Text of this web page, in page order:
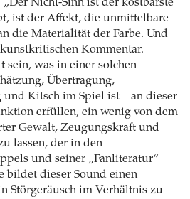
Nicht-Sinn ist der kostbarste
ist der Affekt, die unmittelbare
die Materialität der Farbe. Und
Kommentar.
sein, was in einer solchen
Übertragung,
und Kitsch im Spiel ist – an dieser
erfüllen, ein wenig von dem
Gewalt, Zeugungskraft und
lassen, der in den
und seiner „Fanliteratur“
bildet dieser Sound einen
Störgeräusch im Verhältnis zu